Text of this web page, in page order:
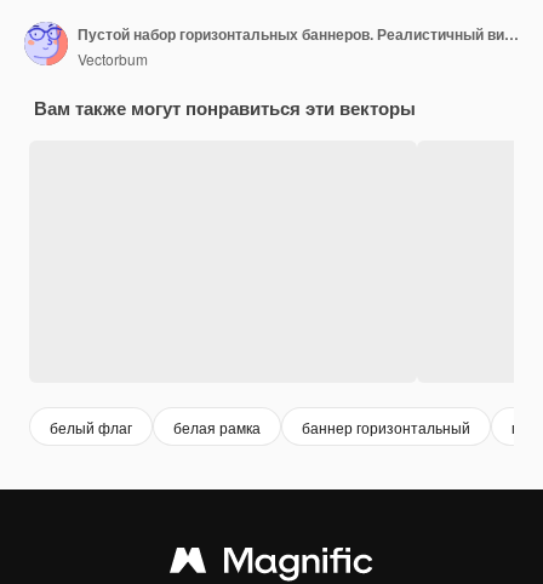
Пустой набор горизонтальных баннеров. Реалистичный виниловый шаблон на белом фоне
Vectorbum
Вам также могут понравиться эти векторы
белый флаг белая рамка баннер горизонтальный